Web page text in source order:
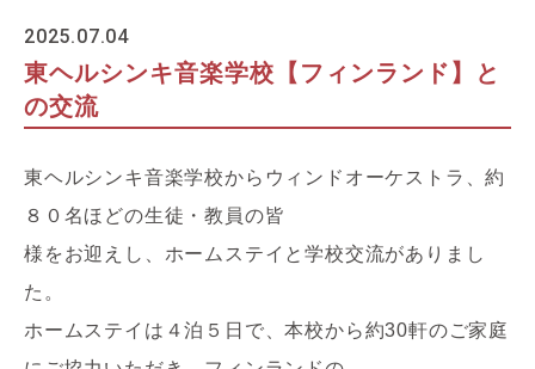
2025.07.04
東ヘルシンキ音楽学校【フィンランド】と
の交流
東ヘルシンキ音楽学校からウィンドオーケストラ、約
８０名ほどの生徒・教員の皆
様をお迎えし、ホームステイと学校交流がありまし
た。
ホームステイは４泊５日で、本校から約30軒のご家庭